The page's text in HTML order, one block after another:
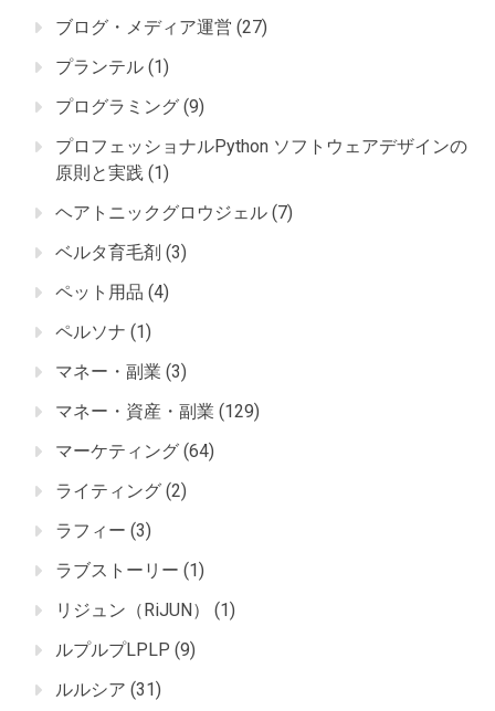
ブログ・メディア運営 (27)
プランテル (1)
プログラミング (9)
プロフェッショナルPython ソフトウェアデザインの
原則と実践 (1)
ヘアトニックグロウジェル (7)
ベルタ育毛剤 (3)
ペット用品 (4)
ペルソナ (1)
マネー・副業 (3)
マネー・資産・副業 (129)
マーケティング (64)
ライティング (2)
ラフィー (3)
ラブストーリー (1)
リジュン（RiJUN）
(1)
ルプルプLPLP (9)
ルルシア (31)